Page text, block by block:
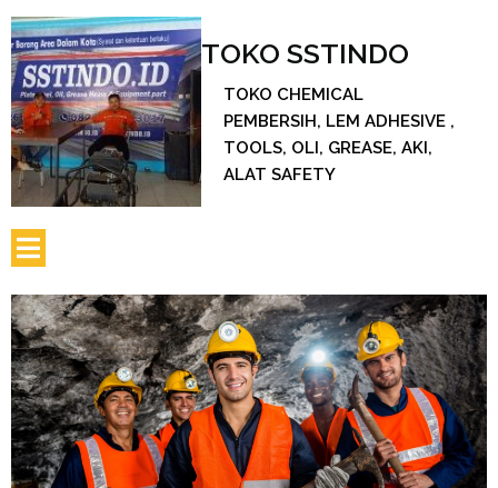
TOKO SSTINDO
TOKO CHEMICAL
PEMBERSIH, LEM ADHESIVE ,
TOOLS, OLI, GREASE, AKI,
ALAT SAFETY